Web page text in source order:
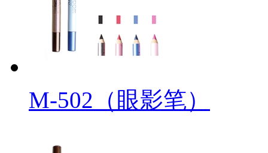
M-502（眼影笔）